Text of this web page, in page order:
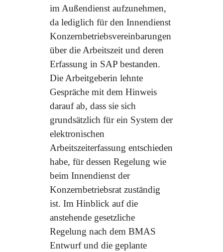
im Außendienst aufzunehmen,
da lediglich für den Innendienst
Konzernbetriebsvereinbarungen
über die Arbeitszeit und deren
Erfassung in SAP bestanden.
Die Arbeitgeberin lehnte
Gespräche mit dem Hinweis
darauf ab, dass sie sich
grundsätzlich für ein System der
elektronischen
Arbeitszeiterfassung entschieden
habe, für dessen Regelung wie
beim Innendienst der
Konzernbetriebsrat zuständig
ist. Im Hinblick auf die
anstehende gesetzliche
Regelung nach dem BMAS
Entwurf und die geplante